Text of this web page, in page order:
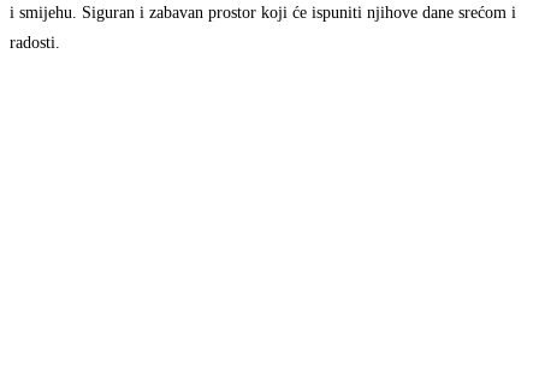
i smijehu. Siguran i zabavan prostor koji će ispuniti njihove dane srećom i
radosti.